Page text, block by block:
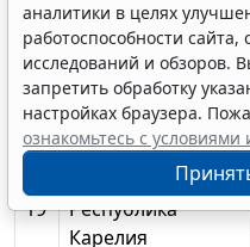
II
2. Северо-
Западный
федеральный
округ,
в среднем
19
Республика
Карелия
аналитики в целях
работоспособности сайта,
исследований и обзоров.
запретить обработку
настройках браузера.
ознакомьтесь с условиями